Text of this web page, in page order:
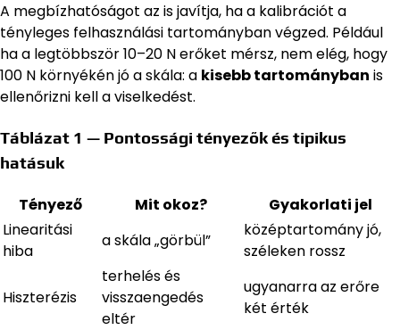
A megbízhatóságot az is javítja, ha a kalibrációt a
tényleges felhasználási tartományban végzed. Például
ha a legtöbbször 10–20 N erőket mérsz, nem elég, hogy
100 N környékén jó a skála: a kisebb tartományban is
ellenőrizni kell a viselkedést.
Táblázat 1 — Pontossági tényezők és tipikus
hatásuk
Tényező Mit okoz?
Gyakorlati jel
Linearitási
hiba
a skála „görbül”
középtartomány jó,
széleken rossz
Hiszterézis
terhelés és
visszaengedés
eltér
ugyanarra az erőre
két érték